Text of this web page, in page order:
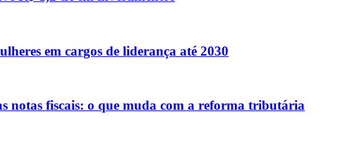
em cargos de liderança até 2030
notas fiscais: o que muda com a reforma tributária